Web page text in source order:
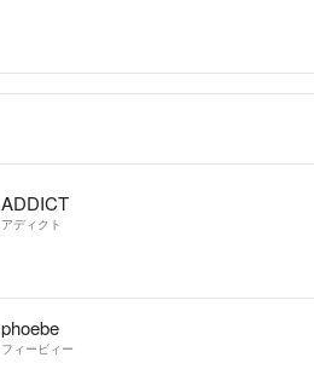
ADDICT
アディクト
phoebe
フィービィー